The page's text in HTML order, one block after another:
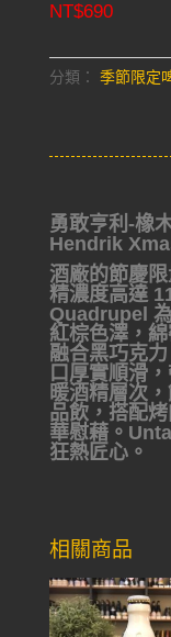
NT$690
分類： 季節限定
勇敢亨利-橡
Hendrik
酒廠的節慶
精濃度高達
Quadrupel
紅棕色澤，
融合黑巧克
口厚實順滑
暖酒精層次
品飲，搭配
華慰藉。
狂熱匠心。
相關商品